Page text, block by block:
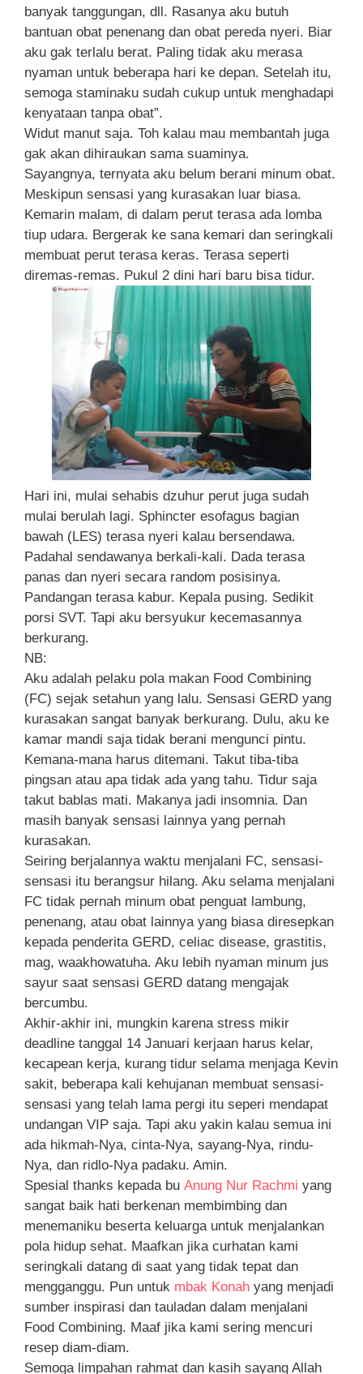
banyak tanggungan, dll. Rasanya aku butuh
bantuan obat penenang dan obat pereda nyeri. Biar
aku gak terlalu berat. Paling tidak aku merasa
nyaman untuk beberapa hari ke depan. Setelah itu,
semoga staminaku sudah cukup untuk menghadapi
kenyataan tanpa obat”.
Widut manut saja. Toh kalau mau membantah juga
gak akan dihiraukan sama suaminya.
Sayangnya, ternyata aku belum berani minum obat.
Meskipun sensasi yang kurasakan luar biasa.
Kemarin malam, di dalam perut terasa ada lomba
tiup udara. Bergerak ke sana kemari dan seringkali
membuat perut terasa keras. Terasa seperti
diremas-remas. Pukul 2 dini hari baru bisa tidur.
Hari ini, mulai sehabis dzuhur perut juga sudah
mulai berulah lagi. Sphincter esofagus bagian
bawah (LES) terasa nyeri kalau bersendawa.
Padahal sendawanya berkali-kali. Dada terasa
panas dan nyeri secara random posisinya.
Pandangan terasa kabur. Kepala pusing. Sedikit
porsi SVT. Tapi aku bersyukur kecemasannya
berkurang.
NB:
Aku adalah pelaku pola makan Food Combining
(FC) sejak setahun yang lalu. Sensasi GERD yang
kurasakan sangat banyak berkurang. Dulu, aku ke
kamar mandi saja tidak berani mengunci pintu.
Kemana-mana harus ditemani. Takut tiba-tiba
pingsan atau apa tidak ada yang tahu. Tidur saja
takut bablas mati. Makanya jadi insomnia. Dan
masih banyak sensasi lainnya yang pernah
kurasakan.
Seiring berjalannya waktu menjalani FC, sensasi-
sensasi itu berangsur hilang. Aku selama menjalani
FC tidak pernah minum obat penguat lambung,
penenang, atau obat lainnya yang biasa diresepkan
kepada penderita GERD, celiac disease, grastitis,
mag, waakhowatuha. Aku lebih nyaman minum jus
sayur saat sensasi GERD datang mengajak
bercumbu.
Akhir-akhir ini, mungkin karena stress mikir
deadline tanggal 14 Januari kerjaan harus kelar,
kecapean kerja, kurang tidur selama menjaga Kevin
sakit, beberapa kali kehujanan membuat sensasi-
sensasi yang telah lama pergi itu seperi mendapat
undangan VIP saja. Tapi aku yakin kalau semua ini
ada hikmah-Nya, cinta-Nya, sayang-Nya, rindu-
Nya, dan ridlo-Nya padaku. Amin.
Spesial thanks kepada bu Anung Nur Rachmi yang
sangat baik hati berkenan membimbing dan
menemaniku beserta keluarga untuk menjalankan
pola hidup sehat. Maafkan jika curhatan kami
seringkali datang di saat yang tidak tepat dan
mengganggu. Pun untuk mbak Konah yang menjadi
sumber inspirasi dan tauladan dalam menjalani
Food Combining. Maaf jika kami sering mencuri
resep diam-diam.
Semoga limpahan rahmat dan kasih sayang Allah